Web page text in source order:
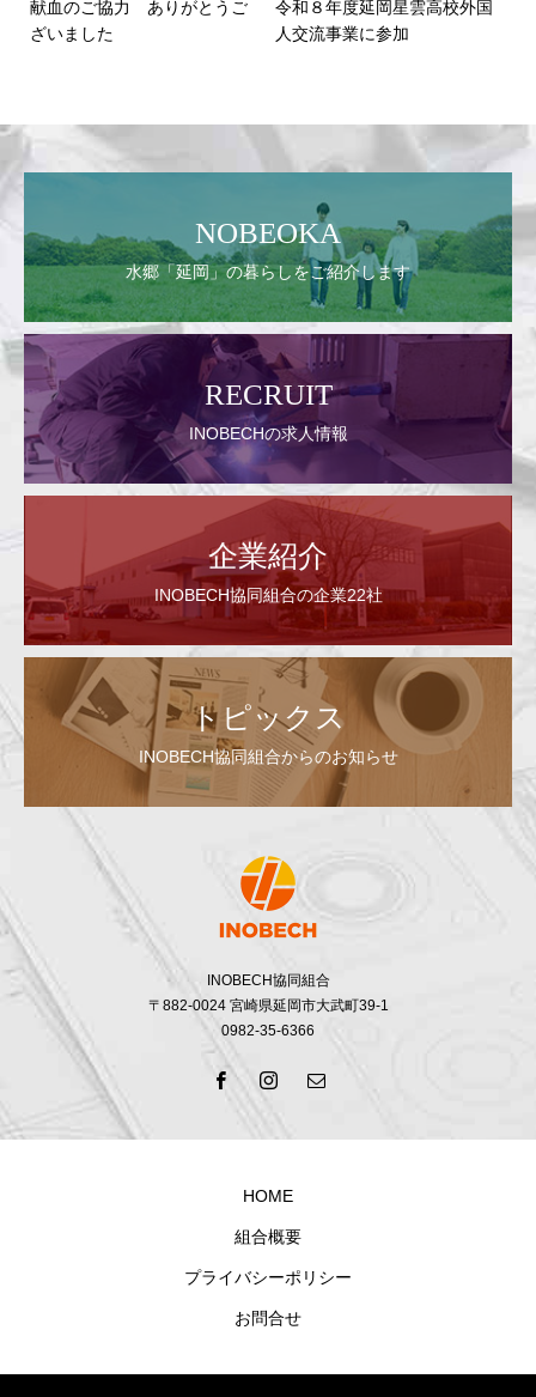
献血のご協力 ありがとうご
ざいました
令和８年度延岡星雲高校外国
人交流事業に参加
NOBEOKA
水郷「延岡」の暮らしをご紹介します
RECRUIT
INOBECHの求人情報
企業紹介
INOBECH協同組合の企業22社
トピックス
INOBECH協同組合からのお知らせ
INOBECH協同組合
〒882-0024 宮崎県延岡市大武町39-1
0982-35-6366
HOME
組合概要
プライバシーポリシー
お問合せ